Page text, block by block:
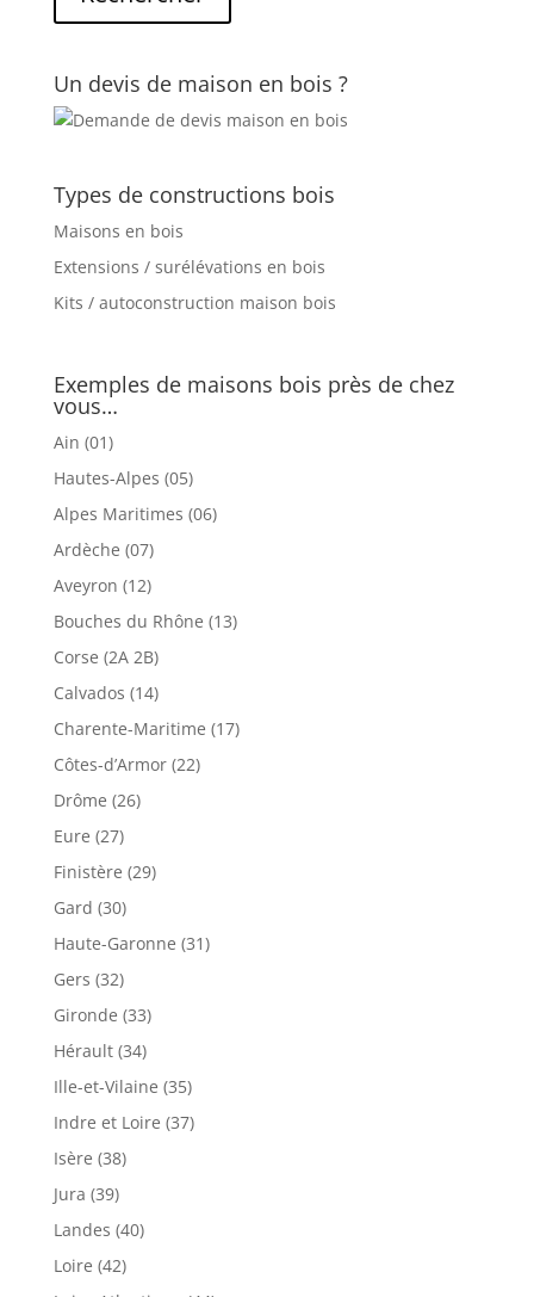
Un devis de maison en bois ?
Types de constructions bois
Maisons en bois
Extensions / surélévations en bois
Kits / autoconstruction maison bois
Exemples de maisons bois près de chez
vous…
Ain (01)
Hautes-Alpes (05)
Alpes Maritimes (06)
Ardèche (07)
Aveyron (12)
Bouches du Rhône (13)
Corse (2A 2B)
Calvados (14)
Charente-Maritime (17)
Côtes-d’Armor (22)
Drôme (26)
Eure (27)
Finistère (29)
Gard (30)
Haute-Garonne (31)
Gers (32)
Gironde (33)
Hérault (34)
Ille-et-Vilaine (35)
Indre et Loire (37)
Isère (38)
Jura (39)
Landes (40)
Loire (42)